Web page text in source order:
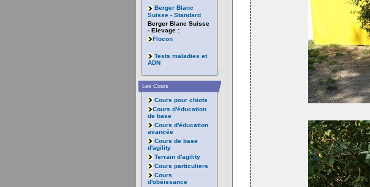
Berger Blanc
Suisse - Standard
Berger Blanc Suisse
- Elevage :
Flocon
Tests maladies et
ADN
Les Cours
Cours pour chiots
Cours d'éducation
de base
Cours d'éducation
avancée
Cours de base
d'agility
Terrain d'agility
Cours particuliers
Cours
d'obéissance